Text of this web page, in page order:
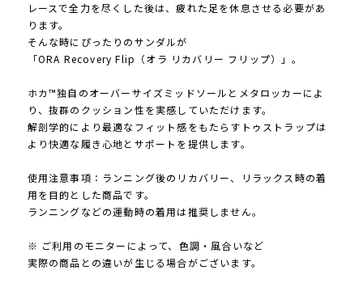
レースで全力を尽くした後は、疲れた足を休息させる必要があ
ります。
そんな時にぴったりのサンダルが
「ORA Recovery Flip（オラ リカバリー フリップ）」。
ホカ™独自のオーバーサイズミッドソールとメタロッカーによ
り、抜群のクッション性を実感していただけます。
解剖学的により最適なフィット感をもたらすトゥストラップは
より快適な履き心地とサポートを提供します。
使用注意事項：ランニング後のリカバリー、リラックス時の着
用を目的とした商品です。
ランニングなどの運動時の着用は推奨しません。
※ ご利用のモニターによって、色調・風合いなど
実際の商品との違いが生じる場合がございます。